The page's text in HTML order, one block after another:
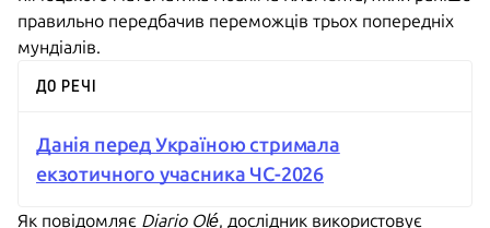
правильно передбачив переможців трьох попередніх
мундіалів.
ДО РЕЧІ
Данія перед Україною стримала
екзотичного учасника ЧС-2026
Як повідомляє Diario Olé, дослідник використовує